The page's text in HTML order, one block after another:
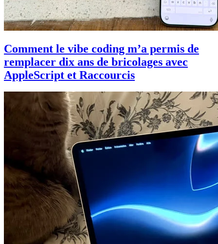
Comment le vibe coding m’a permis de
remplacer dix ans de bricolages avec
AppleScript et Raccourcis